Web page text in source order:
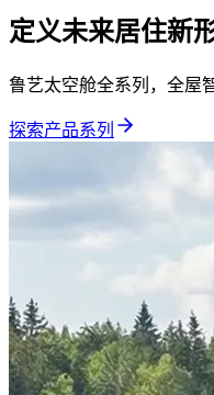
定义未来居住新
鲁艺太空舱全系列，全屋
探索产品系列